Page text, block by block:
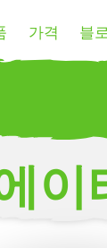
가격 블
이